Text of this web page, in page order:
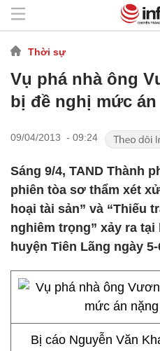
Thời sự
Vụ phá nhà ông
bị đề nghị mức
09/04/2013 - 09:24
Sáng 9/4, TAND Thành
phiên tòa sơ thẩm xét
hoại tài sản” và “Thiếu
nghiêm trọng” xảy ra tại
huyện Tiên Lãng ngày 5-
Bị cáo Nguyễn Văn